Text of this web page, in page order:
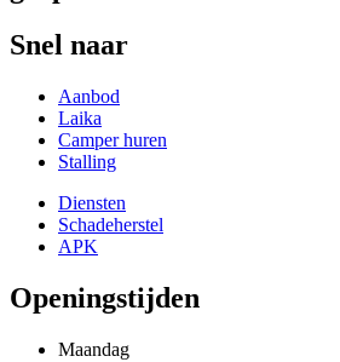
Snel naar
Aanbod
Laika
Camper huren
Stalling
Diensten
Schadeherstel
APK
Openingstijden
Maandag